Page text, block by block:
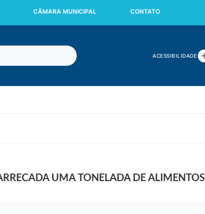
ACESSIBILIDADE
CÂMARA MUNICIPAL CONTATO
UMA TONELADA DE ALIMENTOS